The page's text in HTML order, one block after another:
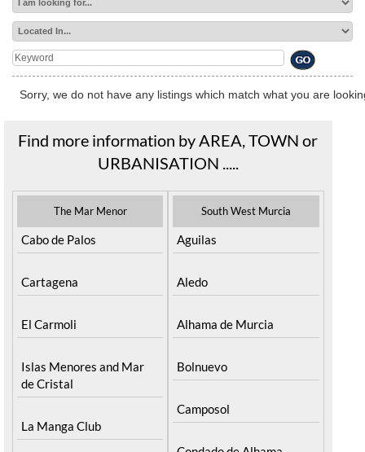
Sorry, we do not have any listings which match what you are
Find more information by AREA, TOWN or
URBANISATION .....
The Mar Menor
Cabo de Palos
Cartagena
El Carmoli
Islas Menores and Mar
de Cristal
La Manga Club
South West Murcia
Aguilas
Aledo
Alhama de Murcia
Bolnuevo
Camposol